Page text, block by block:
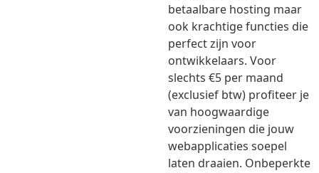
betaalbare hosting maar
ook krachtige functies die
perfect zijn voor
ontwikkelaars. Voor
slechts €5 per maand
(exclusief btw) profiteer je
van hoogwaardige
voorzieningen die jouw
webapplicaties soepel
laten draaien. Onbeperkte